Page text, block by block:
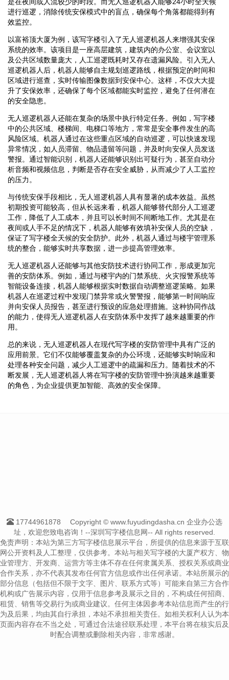
进行巡逻，消除传统安保模式中的盲点，确保每个角落都能得到有
效监控。
以富裕顶大厦为例，该写字楼引入了无人巡逻机器人来增强其安保
系统的效率。该项目是一座高层建筑，建筑内的办公室、会议室以
及公共区域数量庞大，人工巡逻既耗时又存在遗漏风险。引入无人
巡逻机器人后，机器人能够自主规划巡逻路线，根据预定的时间和
区域进行巡查，实时传输图像数据到安保中心。这样，不仅大大提
升了安保效率，还确保了每个区域都能实时监控，避免了任何潜在
的安全隐患。
无人巡逻机器人还能在复杂的场景中执行特定任务。例如，写字楼
中的公共区域、楼梯间、电梯口等地方，常常是安全事件发生的高
风险区域。机器人通过在这些重点区域的自动巡逻，可以快速发现
异常情况，如人员滞留、物品遗留等问题，并及时向安保人员发送
警报。通过智能识别，机器人还能够识别出可疑行为，甚至自动分
析音频和视频信息，判断是否存在安全威胁，从而减少了人工监控
的压力。
与传统安保手段相比，无人巡逻机器人具有显著的成本效益。虽然
初期投资可能较高，但从长远来看，机器人能够替代部分人工巡逻
工作，降低了人工成本，并且可以长时间不间断地工作。尤其是在
夜间或人手不足的情况下，机器人能够有效填补安保人员的空缺，
保证了写字楼全天候的安全防护。此外，机器人通过与楼宇管理系
统的整合，能够实时共享数据，进一步提高管理效率。
无人巡逻机器人还能够与其他安防技术进行协同工作，形成更加完
善的安防体系。例如，通过与楼宇内的门禁系统、火灾报警系统等
智能设备连接，机器人能够根据实时数据自动调整巡逻策略。如果
机器人在巡逻过程中发现门禁异常或火警警报，能够第一时间响应
并向安保人员报告，甚至进行预设的应急处理措施。这种协同作战
的能力，使得无人巡逻机器人在安防体系中发挥了越来越重要的作
用。
总的来说，无人巡逻机器人在现代写字楼的安防管理中具有广泛的
应用前景。它们不仅能够覆盖复杂的办公环境，还能够实时响应和
处理各种安全问题，减少人工巡逻中的疏漏和压力。随着技术的不
断发展，无人巡逻机器人将在写字楼的安防管理中扮演越来越重要
的角色，为企业提供更加智能、高效的安全保障。
17744961878
Copyright © www.fuyudingdasha.cn 企业办公选
址，欢迎您致电咨询！--深圳写字楼信息网-- All rights reserved.
免责声明：本站为第三方写字楼信息展示平台，所提供的信息来源于互联
网公开资料及人工整理，仅供参考。本站与相关写字楼的大厦产权方、物
业管理方、开发商、运营方等主体不存在任何隶属关系、授权关系或商业
合作关系，亦不代表其发布任何官方信息或作出任何承诺。本站所展示的
部分信息（包括但不限于文字、图片、联系方式等）可能来自第三方合作
机构或广告展示内容，仅用于信息参考及展示之目的，不构成任何招商、
租赁、销售等交易行为或商业建议。任何主体因参考本站信息而产生的行
为及后果，均由其自行承担，本站不承担相关责任。如相关权利人认为本
页面内容存在不当之处，可通过合法途径联系处理，本平台将在核实后及
时配合调整或删除相关内容，非常感谢。